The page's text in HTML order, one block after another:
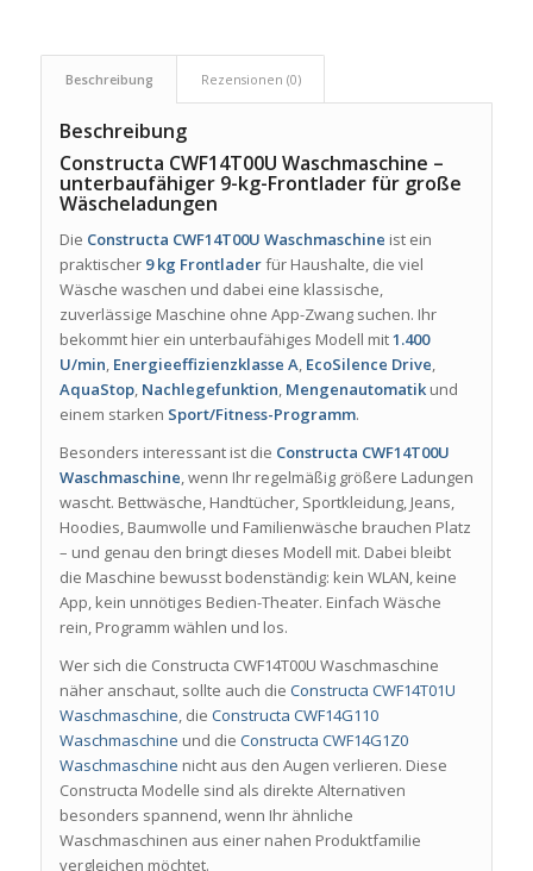
Beschreibung Rezensionen (0)
Beschreibung
Constructa CWF14T00U Waschmaschine –
unterbaufähiger 9-kg-Frontlader für große
Wäscheladungen
Die Constructa CWF14T00U Waschmaschine ist ein
praktischer 9 kg Frontladerfür Haushalte, die viel
Wäsche waschen und dabei eine klassische,
zuverlässige Maschine ohne App-Zwang suchen. Ihr
bekommt hier ein unterbaufähiges Modell mit1.400
U/min, Energieeffizienzklasse A, EcoSilence Drive,
AquaStop, Nachlegefunktion, Mengenautomatikund
einem starken Sport/Fitness-Programm.
Besonders interessant ist die Constructa CWF14T00U
Waschmaschine, wenn Ihr regelmäßig größere Ladungen
wascht. Bettwäsche, Handtücher, Sportkleidung, Jeans,
Hoodies, Baumwolle und Familienwäsche brauchen Platz
– und genau den bringt dieses Modell mit. Dabei bleibt
die Maschine bewusst bodenständig: kein WLAN, keine
App, kein unnötiges Bedien-Theater. Einfach Wäsche
rein, Programm wählen und los.
Wer sich die Constructa CWF14T00U Waschmaschine
näher anschaut, sollte auch die Constructa CWF14T01U
Waschmaschine, die Constructa CWF14G110
Waschmaschine und die Constructa CWF14G1Z0
Waschmaschine nicht aus den Augen verlieren. Diese
Constructa Modelle sind als direkte Alternativen
besonders spannend, wenn Ihr ähnliche
Waschmaschinen aus einer nahen Produktfamilie
vergleichen möchtet.